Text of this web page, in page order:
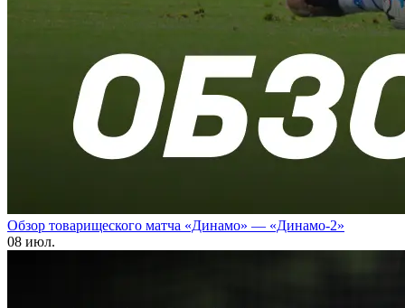
Обзор товарищеского матча «Динамо» — «Динамо-2»
08 июл.